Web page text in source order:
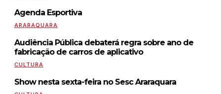
Agenda Esportiva
ARARAQUARA
Audiência Pública debaterá regra sobre ano de
fabricação de carros de aplicativo
CULTURA
Show nesta sexta-feira no Sesc Araraquara